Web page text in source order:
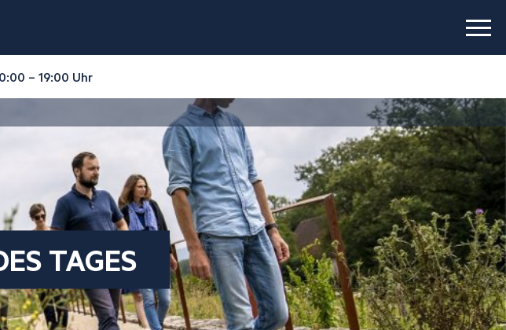
– 19:00 Uhr
TAGES